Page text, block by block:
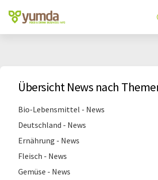
Übersicht News nach
Bio-Lebensmittel - News
Deutschland - News
Ernährung - News
Fleisch - News
Gemüse - News